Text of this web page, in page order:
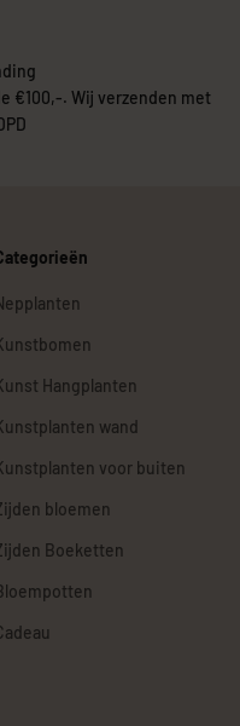
€100,-. Wij verzenden met
Hangplanten
wand
voor buiten
bloemen
Boeketten